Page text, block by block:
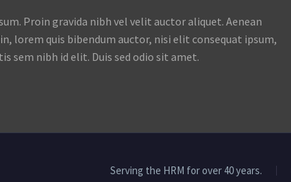
Proin gravida nibh vel velit auctor aliquet. Aenean
lorem quis bibendum auctor, nisi elit consequat ipsum,
sem nibh id elit. Duis sed odio sit amet.
Serving the HRM for over 40 years.